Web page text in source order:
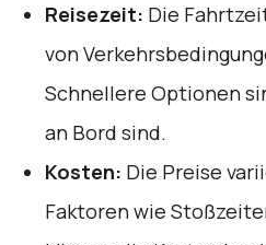
Reisezeit: Die
von
Schnellere Optionen
an Bord sind.
Kosten: Die Preise
Faktoren wie